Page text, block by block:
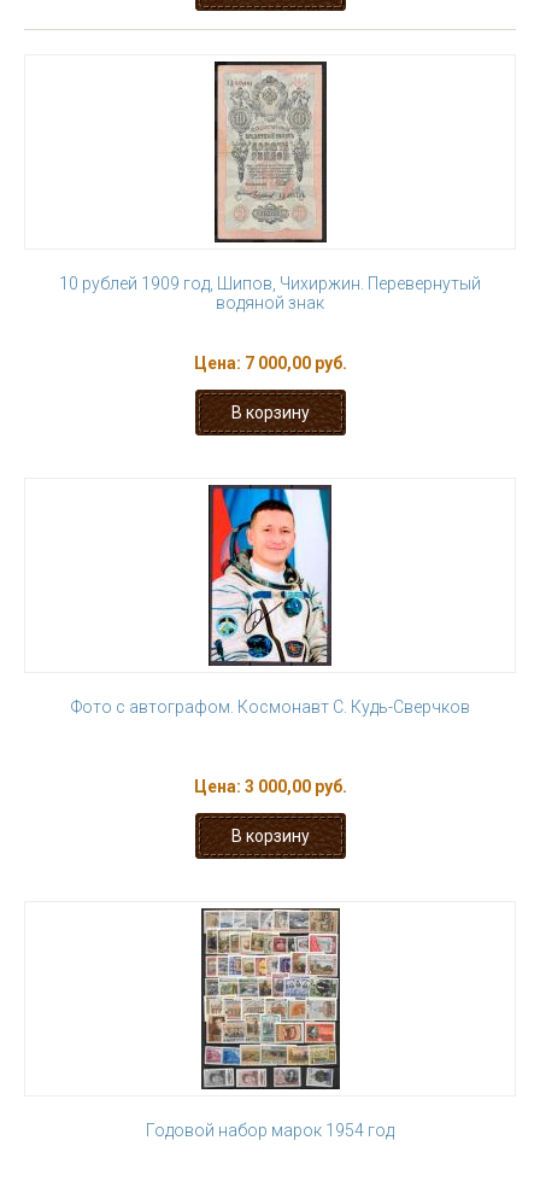
10 рублей 1909 год, Шипов, Чихиржин. Перевернутый
водяной знак
Цена: 7 000,00 руб.
Фото с автографом. Космонавт С. Кудь-Сверчков
Цена: 3 000,00 руб.
Годовой набор марок 1954 год